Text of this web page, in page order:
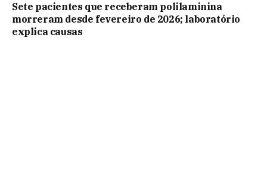
Sete pacientes que receberam polilaminina
morreram desde fevereiro de 2026; laboratório
explica causas